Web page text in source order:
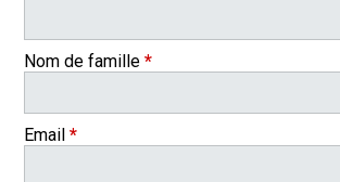
Nom de famille *
Email *